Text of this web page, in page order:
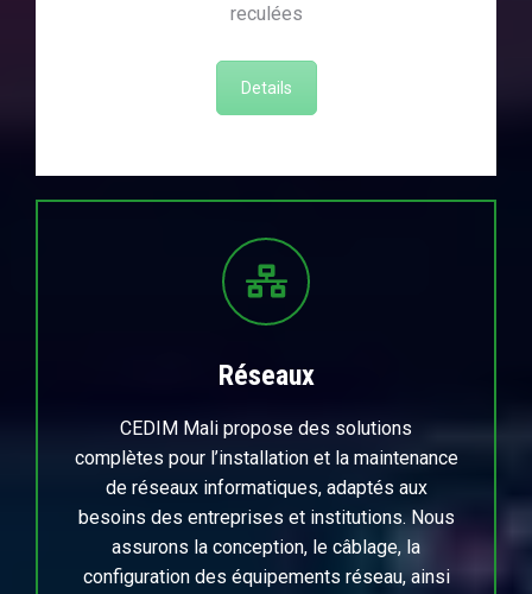
reculées
Details
Réseaux
CEDIM Mali propose des solutions
complètes pour l’installation et la maintenance
de réseaux informatiques, adaptés aux
besoins des entreprises et institutions. Nous
assurons la conception, le câblage, la
configuration des équipements réseau, ainsi